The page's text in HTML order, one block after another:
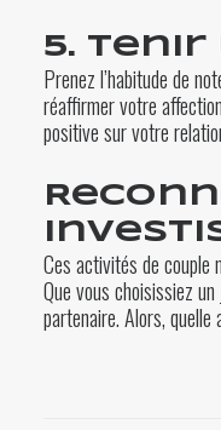
5.
Prenez l’habitude de
réaffirmer votre
positive sur votre
Ces activités de couple
Que vous choisissiez
partenaire. Alors,